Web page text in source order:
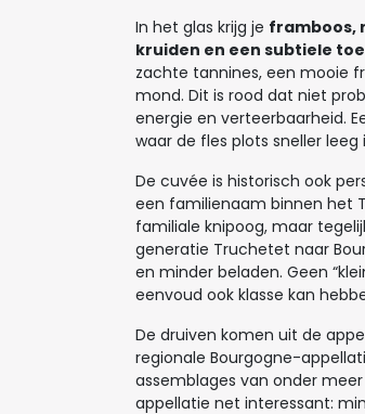
In het glas krijg je framboos,
kruiden en een subtiele
zachte tannines, een mooie
mond. Dit is rood dat niet
energie en verteerbaarheid.
waar de fles plots sneller leeg
De cuvée is historisch ook
een familienaam binnen het
familiale knipoog, maar
generatie Truchetet naar
en minder beladen. Geen
eenvoud ook klasse kan
De druiven komen uit de
regionale Bourgogne-
assemblages van onder
appellatie net interessant: